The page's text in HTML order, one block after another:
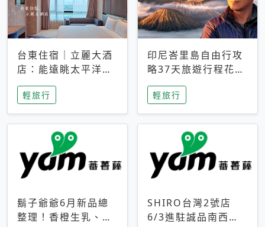
台東住宿｜立麗大酒
店：能遠眺太平洋與
中央山脈，被田野包
圍的台東度假感住宿
輕旅行
印尼峇里島自由行攻
略37天旅遊行程花費
5萬台幣 ❤️別等退休
才去圓夢 (附8.5萬次
下載峇里島地圖)😍
輕旅行
鬍子爺爺6月新品總
整理！香橙生乳、青
SHIRO台灣2號店
6/3進駐誠品南西！